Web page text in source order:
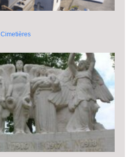
Cimetières